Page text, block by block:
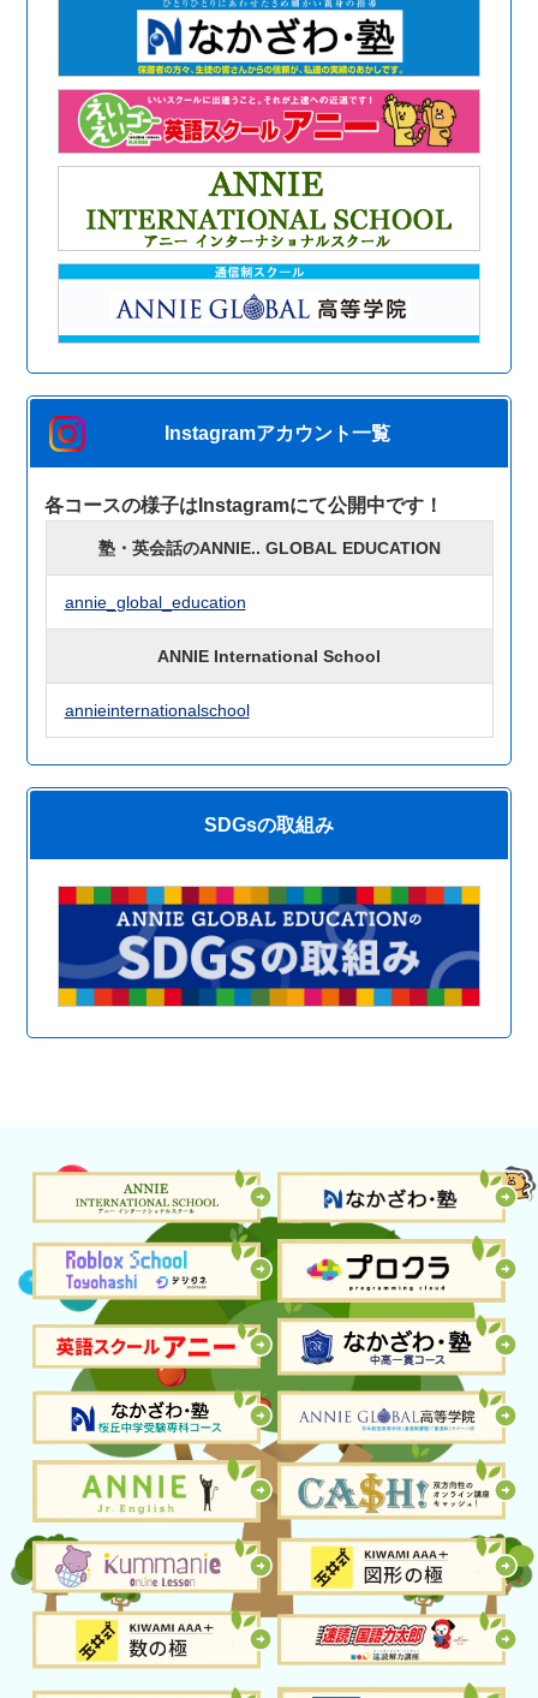
Instagramアカウント一覧
各コースの様子はInstagramにて公開中です！
塾・英会話のANNIE.. GLOBAL EDUCATION
annie_global_education
ANNIE International School
annieinternationalschool
SDGsの取組み